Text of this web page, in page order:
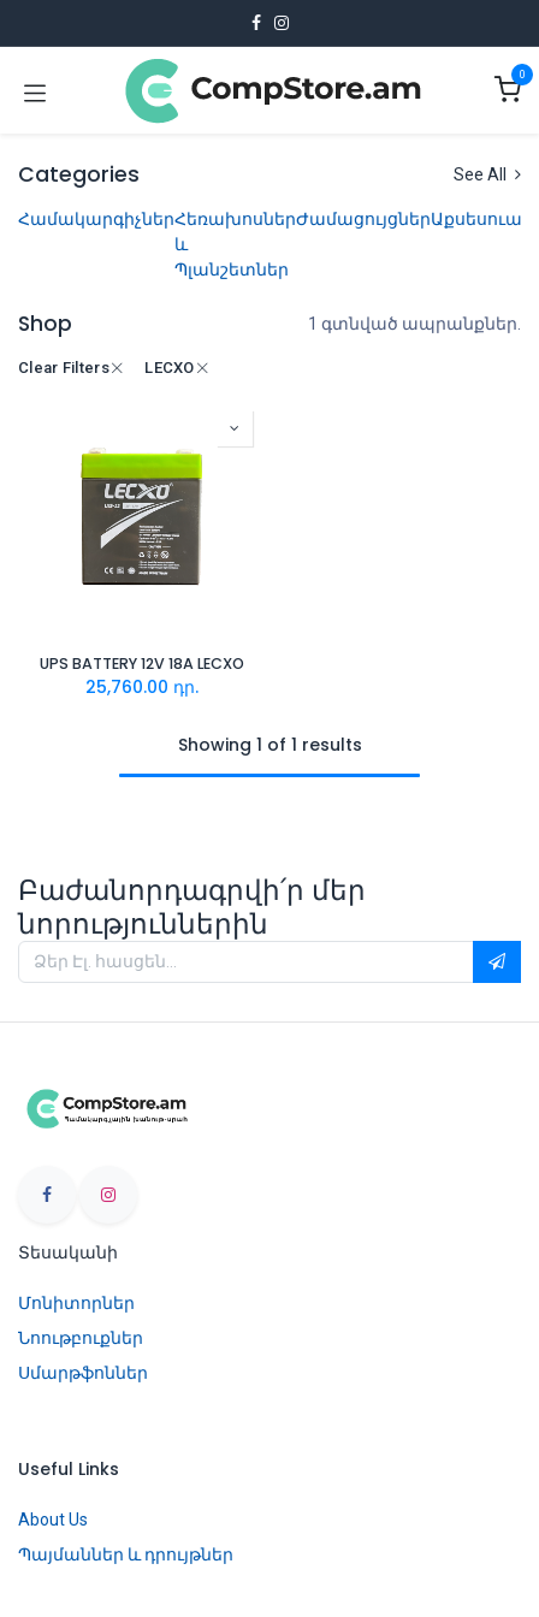
0
Categories See All
ՀամակարգիչներՀեռախոսներ
և
Պլանշետներ
Ժամացույցներ
Shop 1 գտնված ապրանքներ.
Clear Filters LECXO
UPS BATTERY 12V 18A LECXO
25,760.00 դր.
Showing 1 of 1 results
Բաժանորդագրվի՛ր մեր
նորություններին
Տեսականի
Մոնիտորներ
Նոութբուքներ
Սմարթֆոններ
Useful Links
About Us
Պայմաններ և դրույթներ